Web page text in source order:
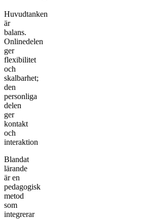
Huvudtanken
är
balans.
Onlinedelen
ger
flexibilitet
och
skalbarhet;
den
personliga
delen
ger
kontakt
och
interaktion
Blandat
lärande
är en
pedagogisk
metod
som
integrerar